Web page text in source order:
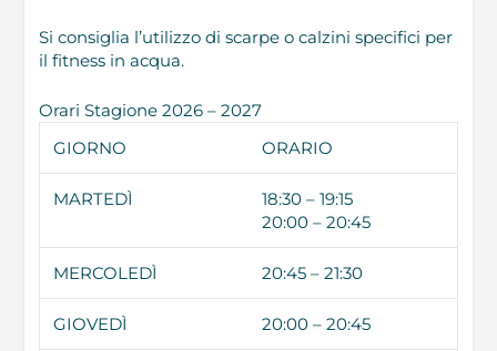
Si consiglia l’utilizzo di scarpe o calzini specifici per
il fitness in acqua.
Orari Stagione 2026 – 2027
GIORNO
ORARIO
MARTEDÌ
18:30 – 19:15
20:00 – 20:45
MERCOLEDÌ 20:45 – 21:30
GIOVEDÌ 20:00 – 20:45